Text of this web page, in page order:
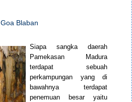
Goa Blaban
Siapa sangka daerah
Pamekasan Madura
terdapat sebuah
perkampungan yang di
bawahnya terdapat
penemuan besar yaitu